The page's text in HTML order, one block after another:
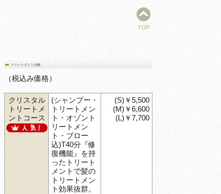
（税込み価格）
クリスタル
トリートメ
ントコース
(シャンプー・
トリートメン
ト・オゾント
リートメン
ト・ブロー
込)T40分『修
復機能』を持
ったトリート
メントで髪の
トリートメン
ト効果抜群。
(S)￥5,500
(M)￥6,600
(L)￥7,700